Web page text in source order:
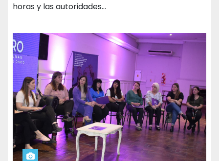
horas y las autoridades…